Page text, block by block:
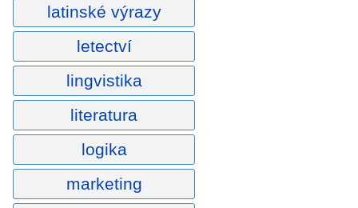
latinské výrazy
letectví
lingvistika
literatura
logika
marketing